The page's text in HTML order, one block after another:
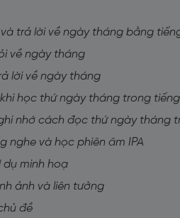
trả lời về ngày tháng bằng
về ngày tháng
lời về ngày tháng
học thứ ngày tháng trong
nhớ cách đọc thứ ngày tháng
nghe và học phiên âm IPA
dụ minh hoạ
ảnh và liên tưởng
đề